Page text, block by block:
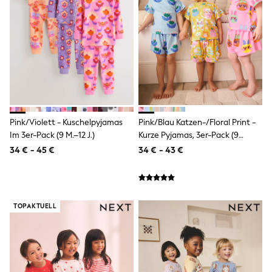
Knitwear
Trousers & Leggings
Sets & Outfits
Tops
Nightwear & Pyjamas
Jumpsuits & Playsuits
Jeans
Shirts & Blouses
Swimwear
Sportswear
Dungarees
Multipacks
All Holiday Shop
Tops
Sandals & Sliders
Rash Vests
Sun Safe Swimwear
Sun Hats & Caps
Denim Jackets
Raincoats
Pink/Violett - Kuschelpyjamas
Im 3er-Pack (9 M.–12 J.)
34 € - 45 €
Pink/Blau Katzen-/Floral Print -
Kurze Pyjamas, 3er-Pack (9
Monate–12 Jahre)
34 € - 43 €
TOPAKTUELL